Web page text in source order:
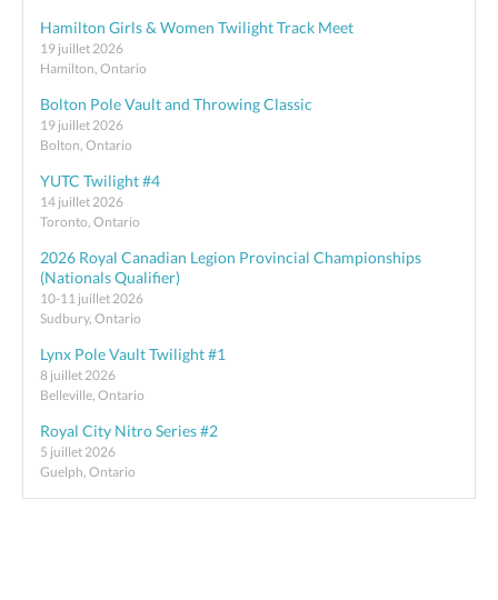
Hamilton Girls & Women Twilight Track Meet
19 juillet 2026
Hamilton, Ontario
Bolton Pole Vault and Throwing Classic
19 juillet 2026
Bolton, Ontario
YUTC Twilight #4
14 juillet 2026
Toronto, Ontario
2026 Royal Canadian Legion Provincial Championships
(Nationals Qualifier)
10-11 juillet 2026
Sudbury, Ontario
Lynx Pole Vault Twilight #1
8 juillet 2026
Belleville, Ontario
Royal City Nitro Series #2
5 juillet 2026
Guelph, Ontario